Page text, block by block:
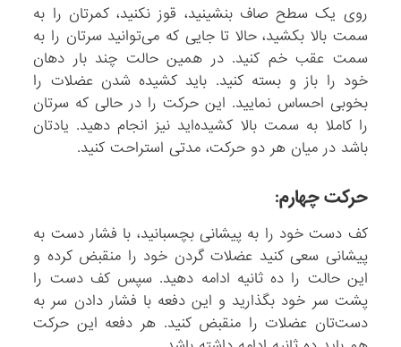
روی یک سطح صاف بنشینید، قوز نکنید، کمرتان را به
سمت بالا بکشید، حالا تا جایی که می‌توانید سرتان را به
سمت عقب خم کنید. در همین حالت چند بار دهان
خود را باز و بسته کنید. باید کشیده شدن عضلات را
بخوبی احساس نمایید. این حرکت را در حالی که سرتان
را کاملا به سمت بالا کشیده‌اید نیز انجام دهید. یادتان
باشد در میان هر دو حرکت، مدتی استراحت کنید.
حرکت چهارم:
کف دست خود را به پیشانی بچسبانید، با فشار دست به
پیشانی سعی کنید عضلات گردن خود را منقبض کرده و
این حالت را ده ثانیه ادامه دهید. سپس کف دست را
پشت سر خود بگذارید و این دفعه با فشار دادن سر به
دست‌تان عضلات را منقبض کنید. هر دفعه این حرکت